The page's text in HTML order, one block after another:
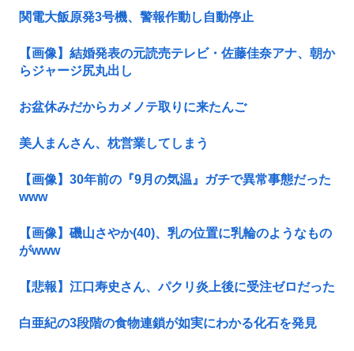
関電大飯原発3号機、警報作動し自動停止
【画像】結婚発表の元読売テレビ・佐藤佳奈アナ、朝か
らジャージ尻丸出し
お盆休みだからカメノテ取りに来たんご
美人まんさん、枕営業してしまう
【画像】30年前の『9月の気温』ガチで異常事態だった
www
【画像】磯山さやか(40)、乳の位置に乳輪のようなもの
がwww
【悲報】江口寿史さん、パクリ炎上後に受注ゼロだった
白亜紀の3段階の食物連鎖が如実にわかる化石を発見